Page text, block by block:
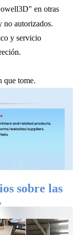
en otras
no autorizados.
y servicio
que tome.
sobre las